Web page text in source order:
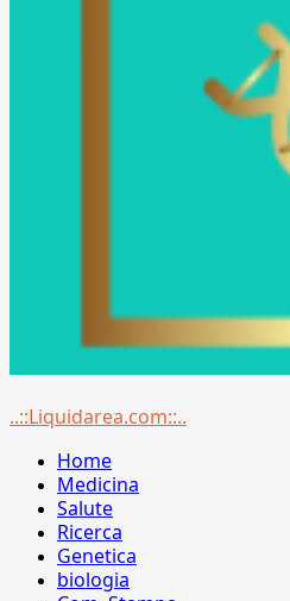
Menu
..::Liquidarea.com::..
Home
Medicina
Salute
Ricerca
Genetica
biologia